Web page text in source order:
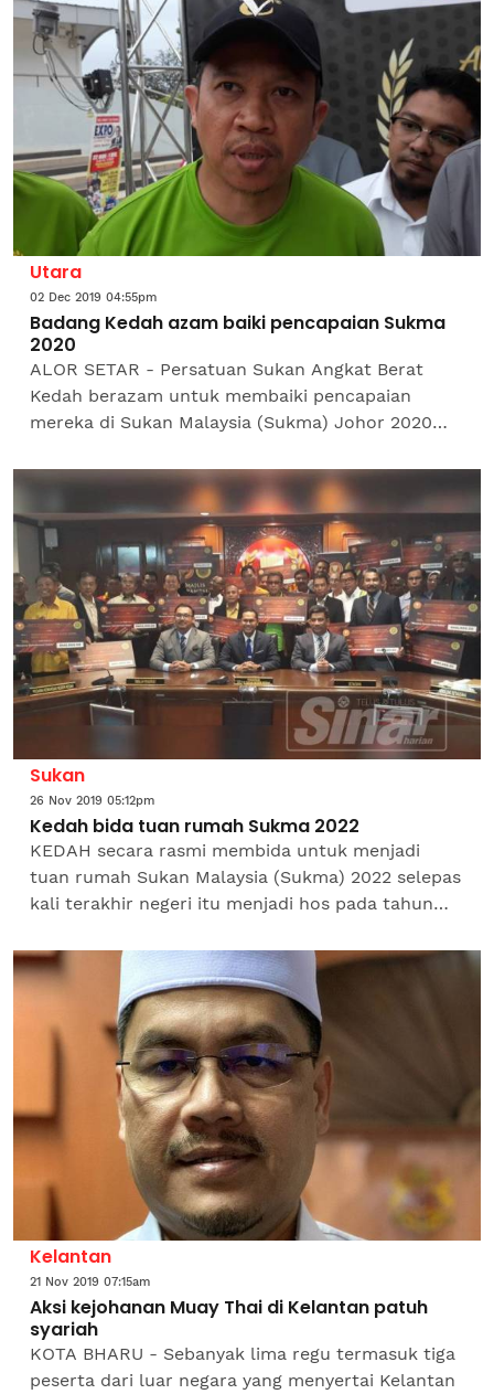
Utara
02 Dec 2019 04:55pm
Badang Kedah azam baiki pencapaian Sukma
2020
ALOR SETAR - Persatuan Sukan Angkat Berat
Kedah berazam untuk membaiki pencapaian
mereka di Sukan Malaysia (Sukma) Johor 2020
Sukma Perak tahun...
Sukan
26 Nov 2019 05:12pm
Kedah bida tuan rumah Sukma 2022
KEDAH secara rasmi membida untuk menjadi
tuan rumah Sukan Malaysia (Sukma) 2022 selepas
kali terakhir negeri itu menjadi hos pada tahun
MANSOR. Exco Belia dan...
Kelantan
21 Nov 2019 07:15am
Aksi kejohanan Muay Thai di Kelantan patuh
syariah
KOTA BHARU - Sebanyak lima regu termasuk tiga
peserta dari luar negara yang menyertai Kelantan